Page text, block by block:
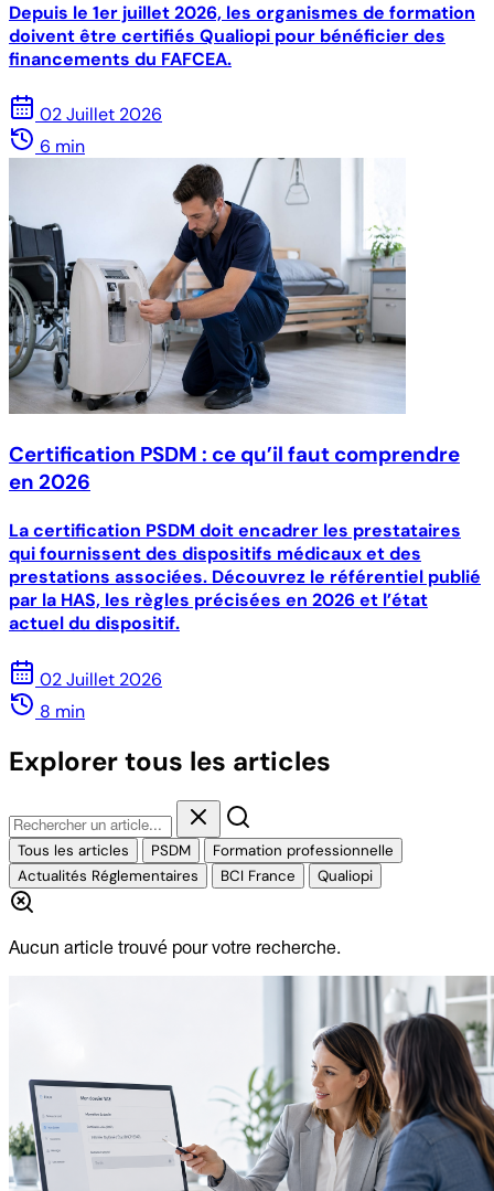
Depuis le 1er juillet 2026, les organismes de formation
doivent être certifiés Qualiopi pour bénéficier des
financements du FAFCEA.
02 Juillet 2026
6 min
Certification PSDM : ce qu’il faut comprendre
en 2026
La certification PSDM doit encadrer les prestataires
qui fournissent des dispositifs médicaux et des
prestations associées. Découvrez le référentiel publié
par la HAS, les règles précisées en 2026 et l’état
actuel du dispositif.
02 Juillet 2026
8 min
Explorer tous les articles
Tous les articles PSDM
Formation professionnelle
Actualités Réglementaires
BCI France Qualiopi
Aucun article trouvé pour votre recherche.